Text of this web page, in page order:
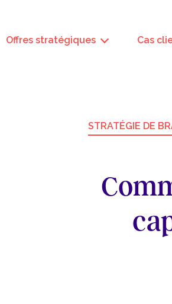
Offres stratégiques Cas
STRATÉGIE DE